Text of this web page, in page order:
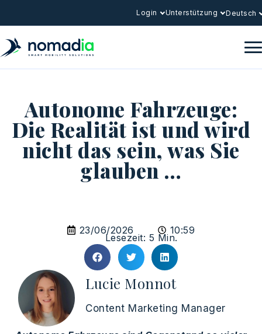
Login Unterstützung Deutsch
Autonome Fahrzeuge:
Die Realität ist und wird
nicht das sein, was Sie
glauben …
23/06/2026 10:59
Lesezeit: 5 Min.
Lucie Monnot
Content Marketing Manager